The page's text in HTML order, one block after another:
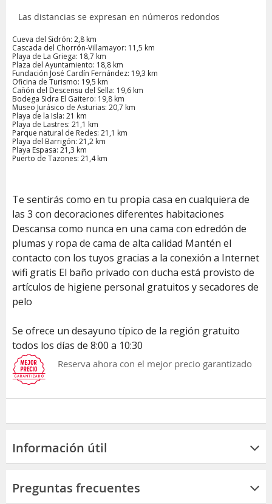
Las distancias se expresan en números redondos
Cueva del Sidrón: 2,8 km
Cascada del Chorrón-Villamayor: 11,5 km
Playa de La Griega: 18,7 km
Plaza del Ayuntamiento: 18,8 km
Fundación José Cardín Fernández: 19,3 km
Oficina de Turismo: 19,5 km
Cañón del Descensu del Sella: 19,6 km
Bodega Sidra El Gaitero: 19,8 km
Museo Jurásico de Asturias: 20,7 km
Playa de la Isla: 21 km
Playa de Lastres: 21,1 km
Parque natural de Redes: 21,1 km
Playa del Barrigón: 21,2 km
Playa Espasa: 21,3 km
Puerto de Tazones: 21,4 km
Te sentirás como en tu propia casa en cualquiera de
las 3 con decoraciones diferentes habitaciones
Descansa como nunca en una cama con edredón de
plumas y ropa de cama de alta calidad Mantén el
contacto con los tuyos gracias a la conexión a Internet
wifi gratis El baño privado con ducha está provisto de
artículos de higiene personal gratuitos y secadores de
pelo
Se ofrece un desayuno típico de la región gratuito
todos los días de 8:00 a 10:30
Reserva ahora con el mejor precio garantizado
Información útil
Preguntas frecuentes